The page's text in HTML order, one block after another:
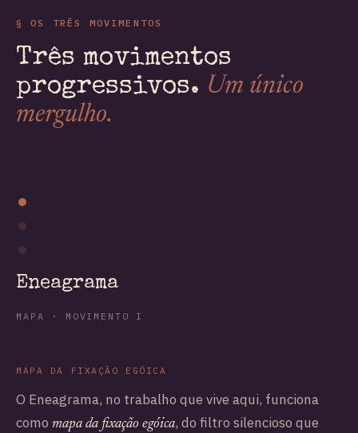
§ OS TRÊS MOVIMENTOS
Três movimentos
progressivos. Um único
mergulho.
Eneagrama
MAPA · MOVIMENTO I
MAPA DA FIXAÇÃO EGÓICA
O Eneagrama, no trabalho que vive aqui, funciona
como mapa da fixação egóica, do filtro silencioso que